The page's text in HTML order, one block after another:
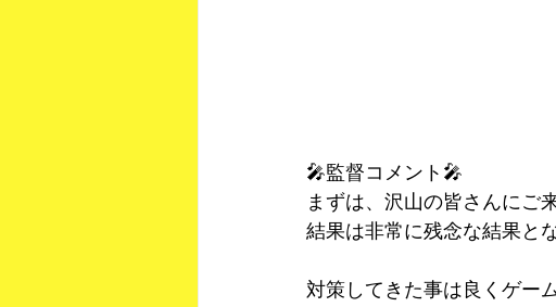
🎤監督コメント🎤
まずは、沢山の皆さんにご
結果は非常に残念な結果と
対策してきた事は良くゲー